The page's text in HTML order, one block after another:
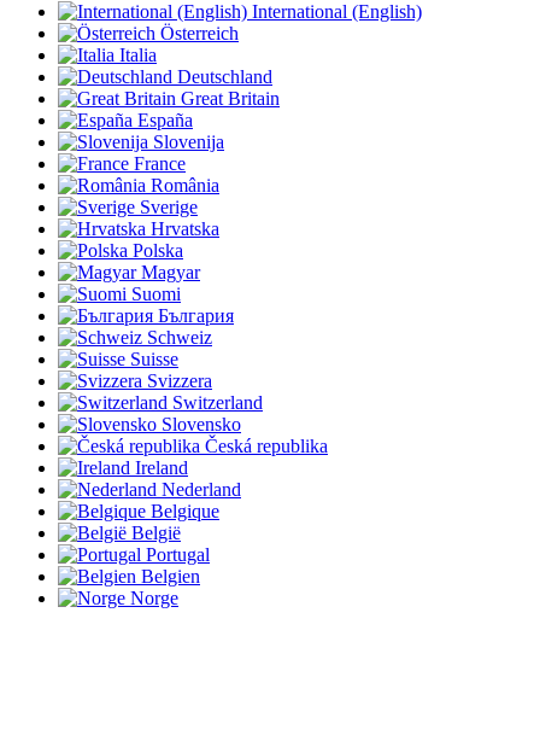
International (English)
Österreich
Italia
Deutschland
Great Britain
España
Slovenija
France
România
Sverige
Hrvatska
Polska
Magyar
Suomi
България
Schweiz
Suisse
Svizzera
Switzerland
Slovensko
Česká republika
Ireland
Nederland
Belgique
België
Portugal
Belgien
Norge